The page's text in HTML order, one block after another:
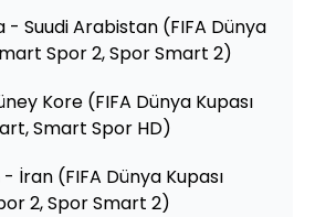
- Suudi Arabistan (FIFA Dünya
Spor 2, Spor Smart 2)
Kore (FIFA Dünya Kupası
Smart Spor HD)
- İran (FIFA Dünya Kupası
2, Spor Smart 2)